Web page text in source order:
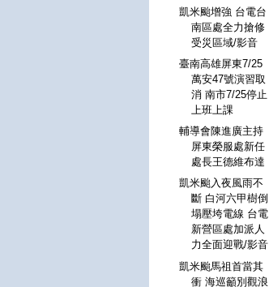
凱米颱增強 台電台
南區處全力搶修
受災區域/影音
臺南高雄屏東7/25
萬安47號演習取
消 南市7/25停止
上班上課
輔導會陳進廣主持
屏東榮服處新任
處長王德維布達
凱米颱入夜風雨不
斷 白河六甲樹倒
塌壓垮電線 台電
新營區處加派人
力全面迎戰/影音
凱米颱馬祖首當其
衝 海巡籲別觀浪